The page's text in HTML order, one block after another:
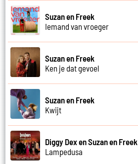
Suzan en Freek
Iemand van vroeger
Suzan en Freek
Ken je dat gevoel
Suzan en Freek
Kwijt
Diggy Dex en Suzan en Freek
Lampedusa